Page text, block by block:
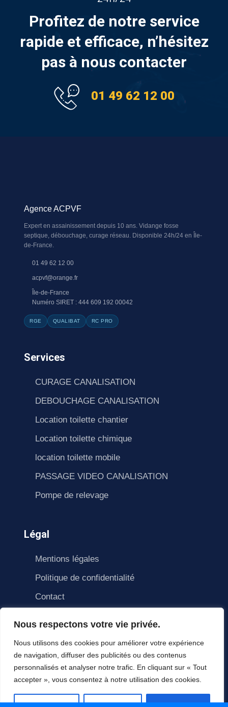
Nous respectons votre vie privée.
Nous utilisons des cookies pour améliorer votre expérience
de navigation, diffuser des publicités ou des contenus
personnalisés et analyser notre trafic. En cliquant sur « Tout
accepter », vous consentez à notre utilisation des cookies.
Personnaliser Tout rejeter Accepter tout
Profitez de notre service
rapide et efficace, n’hésitez
pas à nous contacter
01 49 62 12 00
Agence ACPVF
Expert en assainissement depuis 10 ans. Vidange fosse
septique, débouchage, curage réseau. Disponible 24h/24 en Île-
de-France.
01 49 62 12 00
acpvf@orange.fr
Île-de-France
Numéro SIRET : 444 609 192 00042
RGE QUALIBAT RC PRO
Services
CURAGE CANALISATION
DEBOUCHAGE CANALISATION
Location toilette chantier
Location toilette chimique
location toilette mobile
PASSAGE VIDEO CANALISATION
Pompe de relevage
Légal
Mentions légales
Politique de confidentialité
Contact